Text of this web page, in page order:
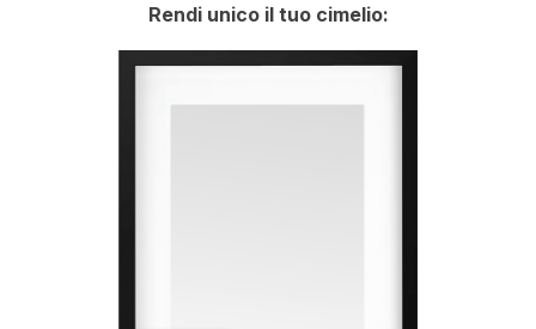
Rendi unico il tuo cimelio: